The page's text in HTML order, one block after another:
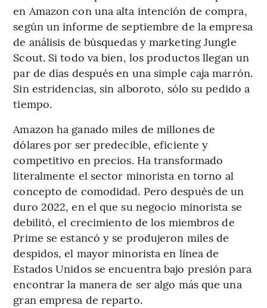
en Amazon con una alta intención de compra,
según un informe de septiembre de la empresa
de análisis de búsquedas y marketing Jungle
Scout. Si todo va bien, los productos llegan un
par de días después en una simple caja marrón.
Sin estridencias, sin alboroto, sólo su pedido a
tiempo.
Amazon ha ganado miles de millones de
dólares por ser predecible, eficiente y
competitivo en precios. Ha transformado
literalmente el sector minorista en torno al
concepto de comodidad. Pero después de un
duro 2022, en el que su negocio minorista se
debilitó, el crecimiento de los miembros de
Prime se estancó y se produjeron miles de
despidos, el mayor minorista en línea de
Estados Unidos se encuentra bajo presión para
encontrar la manera de ser algo más que una
gran empresa de reparto.